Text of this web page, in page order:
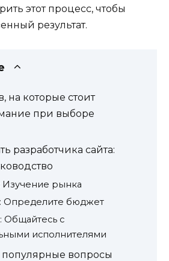
этот процесс, чтобы
результат.
на которые стоит
при выборе
разработчика сайта:
Изучение рынка
Определите бюджет
Общайтесь с
исполнителями
популярные вопросы